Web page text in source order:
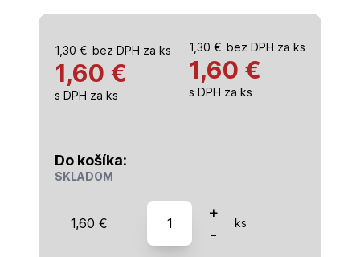
1,30 € bez DPH za ks
1,60 €
s DPH za ks
1,30 € bez DPH za ks
1,60 €
s DPH za ks
Do košíka:
SKLADOM
1,60 €
množstvo
hubka
brúsna,
+
-
ks